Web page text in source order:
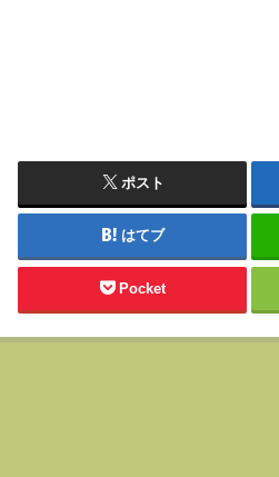
ポスト
はてブ
Pocket